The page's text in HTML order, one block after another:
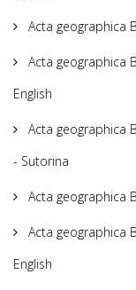
Acta geographica
Acta geographica
English
Acta geographica
- Sutorina
Acta geographica
Acta geographica
English